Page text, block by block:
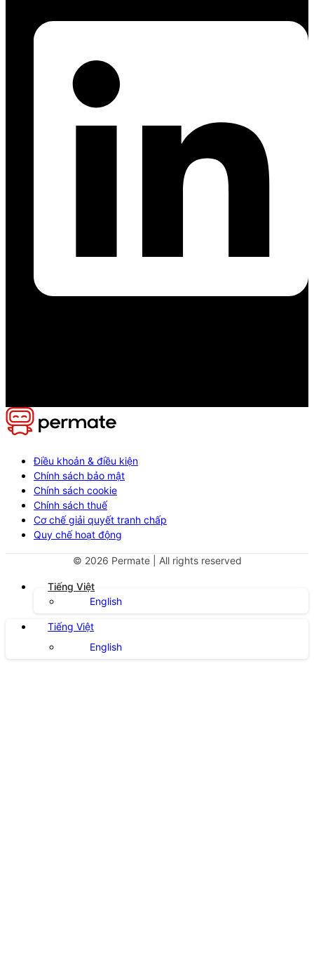
Điều khoản & điều kiện
Chính sách bảo mật
Chính sách cookie
Chính sách thuế
Cơ chế giải quyết tranh chấp
Quy chế hoạt động
© 2026 Permate | All rights reserved
Tiếng Việt
English
Tiếng Việt
English